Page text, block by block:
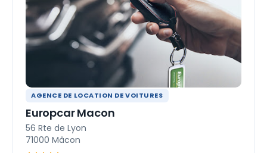
AGENCE DE LOCATION DE VOITURES
Europcar Macon
56 Rte de Lyon
71000 Mâcon